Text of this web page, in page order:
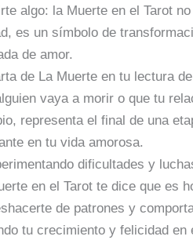
algo: la Muerte en el Tarot
es un símbolo de
de amor.
de La Muerte en tu lectura
vaya a morir o que tu
representa el final de una
en tu vida amorosa.
dificultades y
en el Tarot te dice que es
de patrones y
tu crecimiento y felicidad en